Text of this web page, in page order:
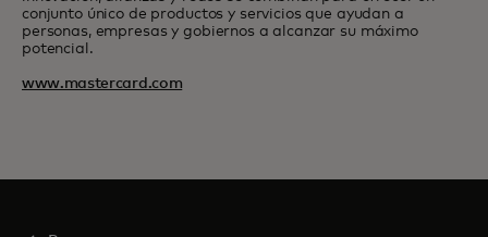
conjunto único de productos y servicios que ayudan a
personas, empresas y gobiernos a alcanzar su máximo
potencial.
www.mastercard.com